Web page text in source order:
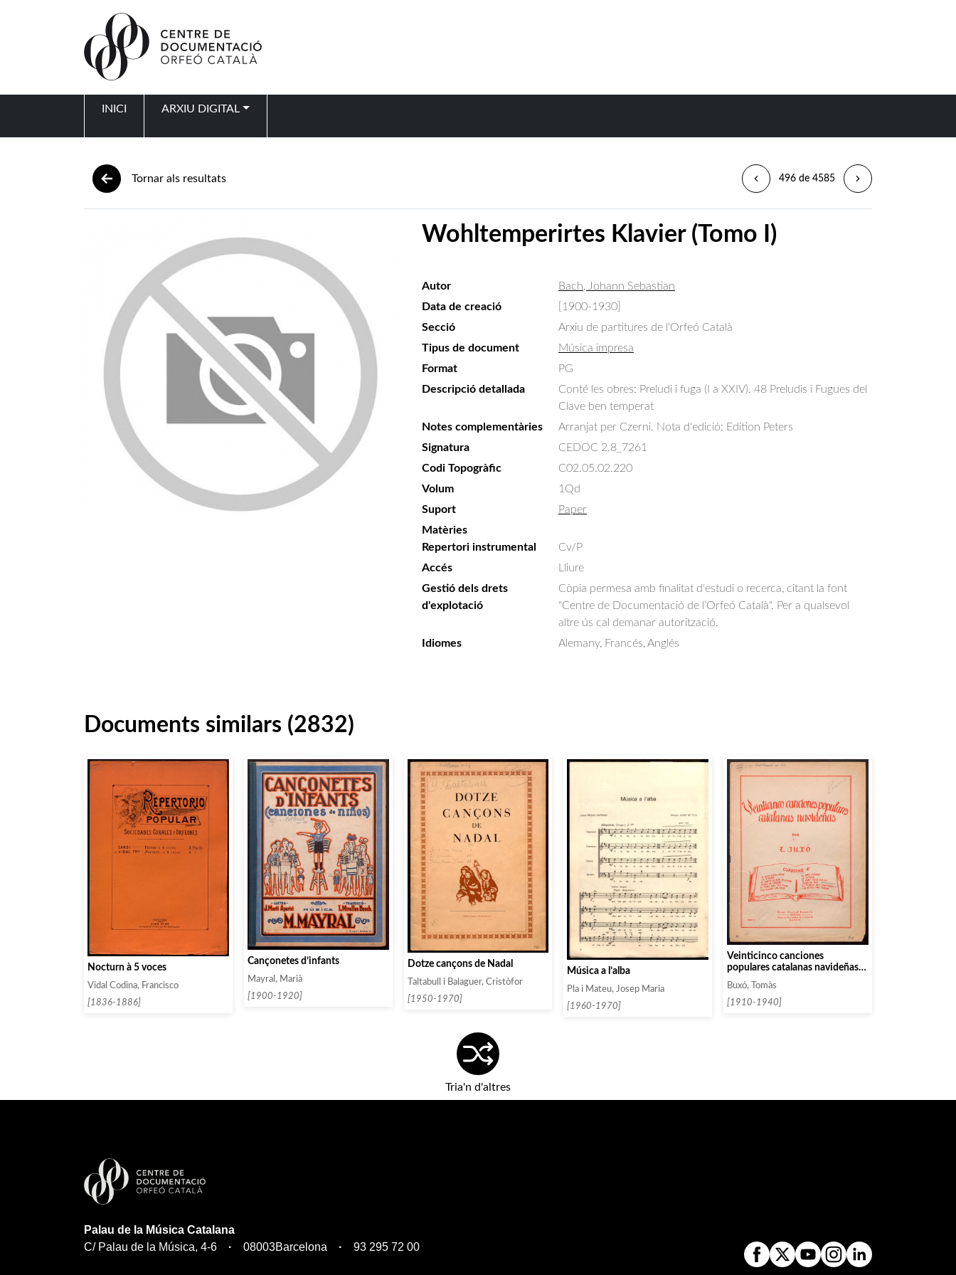
INICI ARXIU DIGITAL
Tornar als resultats 496 de 4585
Wohltemperirtes Klavier (Tomo I)
Autor
Bach, Johann Sebastian
Data de creació
[1900-1930]
Secció
Arxiu de partitures de l'Orfeó Català
Tipus de document
Música impresa
Format
PG
Descripció detallada
Conté les obres: Preludi i fuga (I a XXIV). 48 Preludis i Fugues del
Clave ben temperat
Notes complementàries
Arranjat per Czerni. Nota d'edició: Edition Peters
Signatura
CEDOC 2.8_7261
Codi Topogràfic
C02.05.02.220
Volum
1Qd
Suport
Paper
Matèries
Repertori instrumental
Cv/P
Accés
Lliure
Gestió dels drets
d'explotació
Còpia permesa amb finalitat d'estudi o recerca, citant la font
"Centre de Documentació de l’Orfeó Català". Per a qualsevol
altre ús cal demanar autorització.
Idiomes
Alemany, Francés, Anglés
Documents similars (2832)
Nocturn à 5 voces
Vidal Codina, Francisco
[1836-1886]
Cançonetes d’infants
Mayral, Marià
[1900-1920]
Dotze cançons de Nadal
Taltabull i Balaguer, Cristòfor
[1950-1970]
Música a l’alba
Pla i Mateu, Josep Maria
[1960-1970]
Veinticinco canciones
populares catalanas navideñas.
Buxó, Tomàs
[1910-1940]
Tria'n d'altres
Palau de la Música Catalana
C/ Palau de la Música, 4-6
08003Barcelona 93 295 72 00